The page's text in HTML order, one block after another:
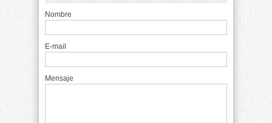
Nombre
E-mail
Mensaje